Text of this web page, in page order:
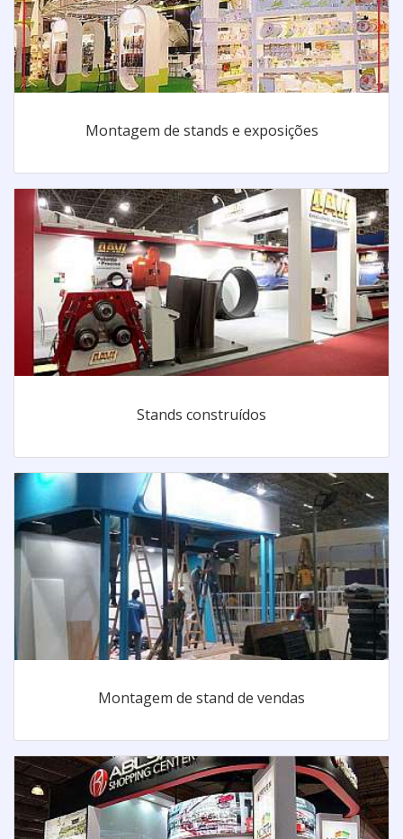
Montagem de stands e exposições
Stands construídos
Montagem de stand de vendas